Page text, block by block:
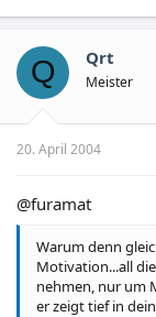
Q Qrt
Meister
20. April 2004
@furamat
Warum denn
Motivation...all
nehmen, nur um
er zeigt tief in